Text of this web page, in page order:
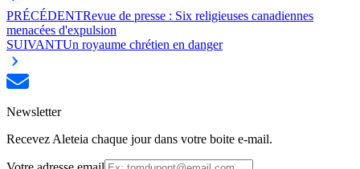
PRÉCÉDENTRevue de presse : Six religieuses canadiennes
menacées d'expulsion
SUIVANTUn royaume chrétien en danger
Newsletter
Recevez Aleteia chaque jour dans votre boite e-mail.